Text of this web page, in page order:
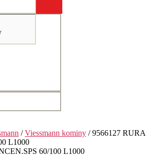
/Viessmann kominy / 9566127 RURA
L1000
60/100 L1000